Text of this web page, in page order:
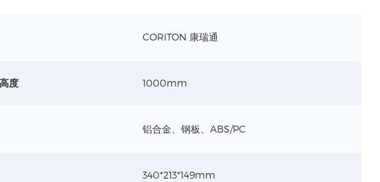
尺寸：上孔-60mm、下孔-孔1:20mm 孔2:32mm
CORITON 康瑞通
度 1000mm
铝合金、钢板、ABS/PC
340*213*149mm